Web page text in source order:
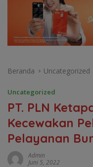
Beranda Uncategorized
Uncategorized
PT. PLN
Kecewakan
Pelayanan
Admin
Juni 5, 2022